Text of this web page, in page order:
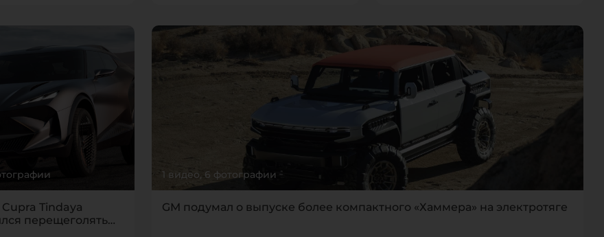
Tindaya
перещеголять
1 видео, 6 фотографии
GM подумал о выпуске более компактного «Хаммера» на электротяге